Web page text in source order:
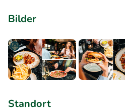
Bilder
Standort